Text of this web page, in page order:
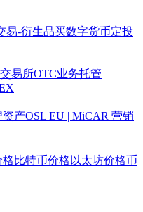
易-衍生品买数字货币定投
交易所OTC业务托管
资产OSL EU | MiCAR 营销
格比特币价格 以太坊价格币